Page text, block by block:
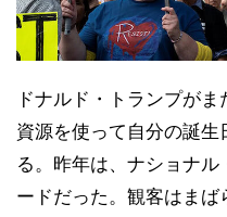
ドナルド・トランプが
資源を使って自分の誕
る。昨年は、ナショナ
ードだった。観客はま